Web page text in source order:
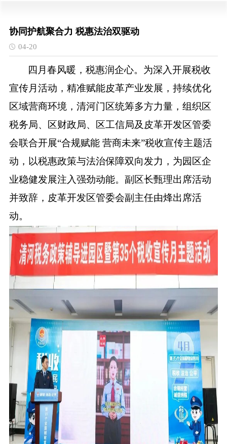
协同护航聚合力 税惠法治双驱动
04-20
四月春风暖，税惠润企心。为深入开展税收
宣传月活动，精准赋能皮革产业发展，持续优化
区域营商环境，清河门区统筹多方力量，组织区
税务局、区财政局、区工信局及皮革开发区管委
会联合开展“合规赋能 营商未来”税收宣传主题活
动，以税惠政策与法治保障双向发力，为园区企
业稳健发展注入强劲动能。副区长甄理出席活动
并致辞，皮革开发区管委会副主任由烽出席活
动。